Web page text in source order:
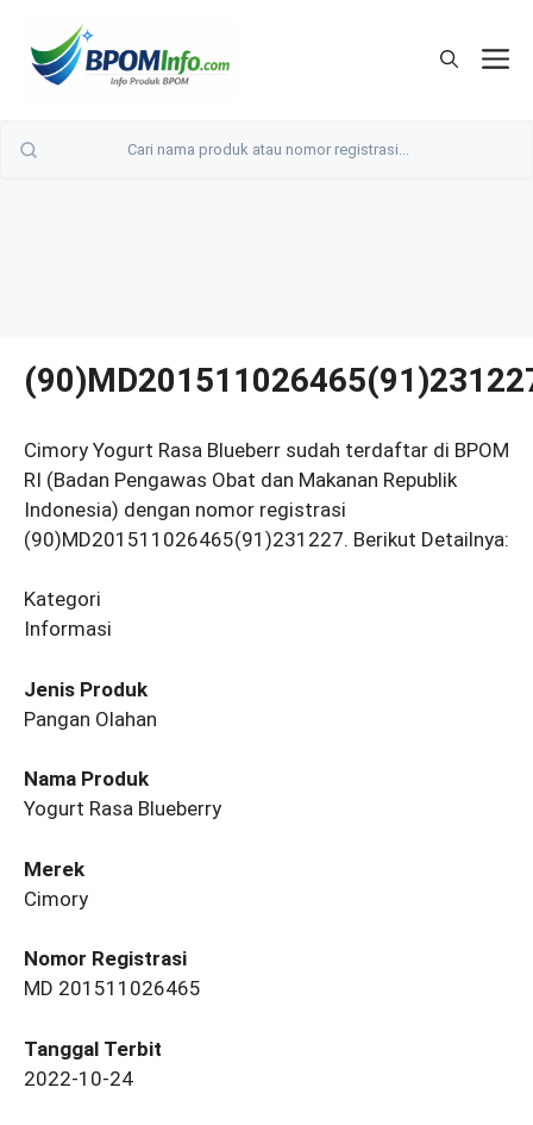
Cimory Yogurt Rasa Blueberr sudah terdaftar di BPOM
RI (Badan Pengawas Obat dan Makanan Republik
Indonesia) dengan nomor registrasi
(90)MD201511026465(91)231227. Berikut Detailnya:
Kategori
Informasi
Jenis Produk
Pangan Olahan
Nama Produk
Yogurt Rasa Blueberry
Merek
Cimory
Nomor Registrasi
MD 201511026465
Tanggal Terbit
2022-10-24